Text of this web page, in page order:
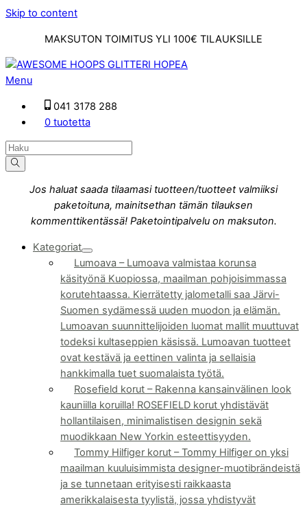
Skip to content
MAKSUTON TOIMITUS YLI 100€ TILAUKSILLE
Menu
041 3178 288
0 tuotetta
Jos haluat saada tilaamasi tuotteen/tuotteet valmiiksi
paketoituna, mainitsethan tämän tilauksen
kommenttikentässä! Paketointipalvelu on maksuton.
Kategoriat
Lumoava – Lumoava valmistaa korunsa
käsityönä Kuopiossa, maailman pohjoisimmassa
korutehtaassa. Kierrätetty jalometalli saa Järvi-
Suomen sydämessä uuden muodon ja elämän.
Lumoavan suunnittelijoiden luomat mallit muuttuvat
todeksi kultaseppien käsissä. Lumoavan tuotteet
ovat kestävä ja eettinen valinta ja sellaisia
hankkimalla tuet suomalaista työtä.
Rosefield korut – Rakenna kansainvälinen look
kauniilla koruilla! ROSEFIELD korut yhdistävät
hollantilaisen, minimalistisen designin sekä
muodikkaan New Yorkin esteettisyyden.
Tommy Hilfiger korut –Tommy Hilfiger on yksi
maailman kuuluisimmista designer-muotibrändeistä
ja se tunnetaan erityisesti raikkaasta
amerikkalaisesta tyylistä, jossa yhdistyvät